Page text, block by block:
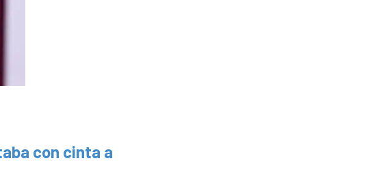
con cinta a